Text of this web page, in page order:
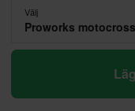
Välj
Proworks